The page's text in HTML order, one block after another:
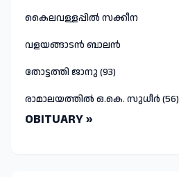
കൈലവള്ളപ്പിൽ സക്കീന
വളയങ്ങാടൻ ബാലൻ
തോട്ടത്തി ജാനു (93)
രാമാലയത്തിൽ ഒ.കെ. സുധീർ (56)
OBITUARY »